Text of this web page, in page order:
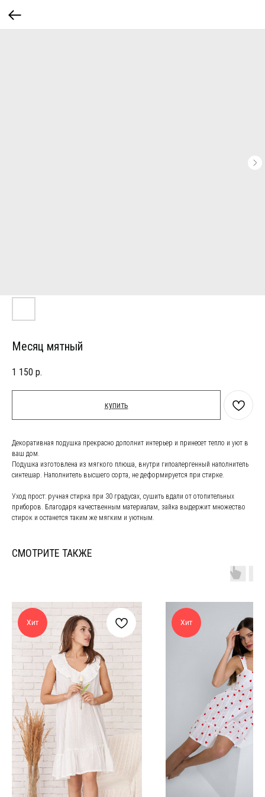
Месяц мятный
1 150 р.
купить
Декоративная подушка прекрасно дополнит интерьер и принесет тепло и уют в
ваш дом.
Подушка изготовлена из мягкого плюша, внутри гипоалергенный наполнитель
синтешар. Наполнитель высшего сорта, не деформируется при стирке.
Уход прост: ручная стирка при 30 градусах, сушить вдали от отопительных
приборов. Благодаря качественным материалам, зайка выдержит множество
стирок и останется таким же мягким и уютным.
СМОТРИТЕ ТАКЖЕ
Хит Хит